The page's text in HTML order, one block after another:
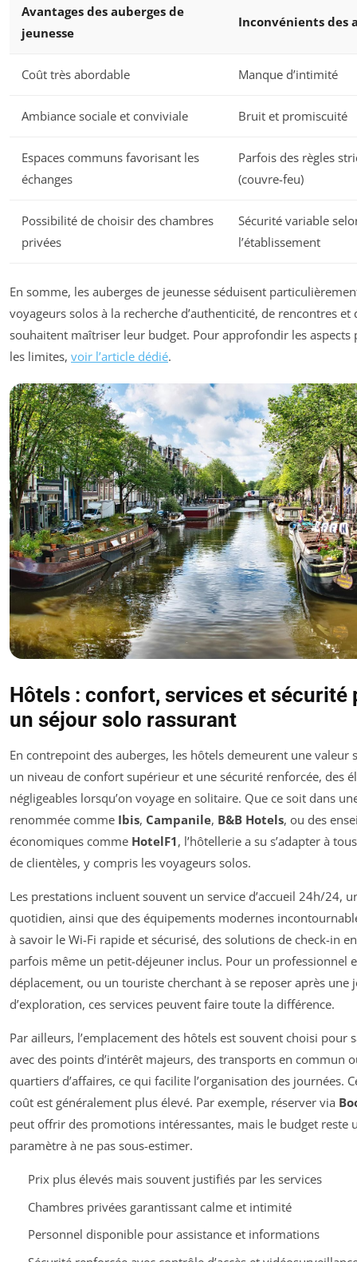
Avantages des auberges de
jeunesse
Inconvénients des
Coût très abordable Manque d’intimité
Ambiance sociale et conviviale Bruit et promiscuité
Espaces communs favorisant les
échanges
Parfois des règles
(couvre-feu)
Possibilité de choisir des chambres
privées
Sécurité variable
l’établissement
En somme, les auberges de jeunesse séduisent
voyageurs solos à la recherche d’authenticité, de rencontres et
souhaitent maîtriser leur budget. Pour approfondir les aspects
les limites, voir l’article dédié.
Hôtels : confort, services et sécurité
un séjour solo rassurant
En contrepoint des auberges, les hôtels demeurent une valeur
un niveau de confort supérieur et une sécurité renforcée, des
négligeables lorsqu’on voyage en solitaire. Que ce soit dans
renommée comme Ibis, Campanile, B&B Hotels, ou des
économiques comme HotelF1, l’hôtellerie a su s’adapter à
de clientèles, y compris les voyageurs solos.
Les prestations incluent souvent un service d’accueil 24h/24,
quotidien, ainsi que des équipements modernes
à savoir le Wi-Fi rapide et sécurisé, des solutions de check-in
parfois même un petit-déjeuner inclus. Pour un professionnel
déplacement, ou un touriste cherchant à se reposer après une
d’exploration, ces services peuvent faire toute la différence.
Par ailleurs, l’emplacement des hôtels est souvent choisi pour
avec des points d’intérêt majeurs, des transports en commun
quartiers d’affaires, ce qui facilite l’organisation des journées.
coût est généralement plus élevé. Par exemple, réserver via
peut offrir des promotions intéressantes, mais le budget reste
paramètre à ne pas sous-estimer.
Prix plus élevés mais souvent justifiés par les services
Chambres privées garantissant calme et intimité
Personnel disponible pour assistance et informations